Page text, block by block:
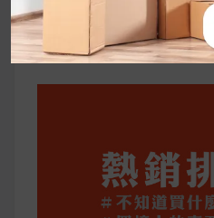
公主營養師：飲食改變
你一定要知道的技巧